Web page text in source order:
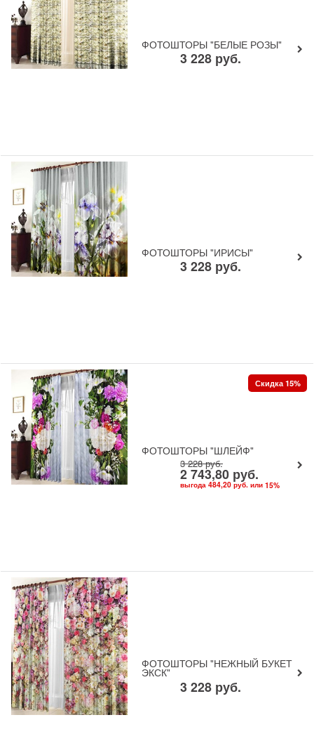
ФОТОШТОРЫ "БЕЛЫЕ РОЗЫ"
3 228 руб.
ФОТОШТОРЫ "ИРИСЫ"
3 228 руб.
ФОТОШТОРЫ "ШЛЕЙФ"
3 228 руб.
2 743,80 руб.
выгода 484,20 руб.или 15%
Скидка 15%
ФОТОШТОРЫ "НЕЖНЫЙ БУКЕТ
ЭКСК"
3 228 руб.